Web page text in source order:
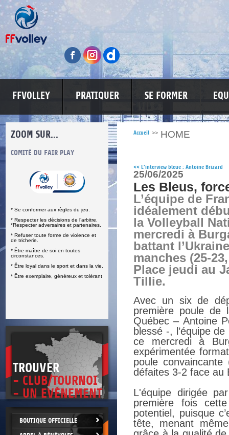
FFVOLLEY PRATIQUER SE FORMER
ZOOM SUR...
COMITÉ DU FAIR PLAY
* Se conformer aux règles du jeu.
* Respecter les décisions de l’arbitre.
*Respecter adversaires et partenaires.
* Refuser toute forme de violence et
de tricherie.
* Être maître de soi en toutes
circonstances.
* Être loyal dans le sport et dans la vie.
* Être exemplaire, généreux et tolérant
LUTTE CONTRE LES VIOLENCES
TROUVER
- CLUB/TOURNOI
- UN EVÈNEMENT
BOUTIQUE OFFICIELLE
Accueil >> HOME
<< L’interview bleue : Antoine Brizard
25/06/2025
Les Bleus,
L’équipe de
idéalement
la Volleyball
mercredi à
battant
manches (25-
Place jeudi au
Tillie.
Avec un six de
première poule de
Québec – Antoine
blessé -, l’équipe
ce mercredi à
expérimentée
poule
défaites 3-2 face au
L'équipe dirigée
première fois
potentiel, puisque
tête, menant